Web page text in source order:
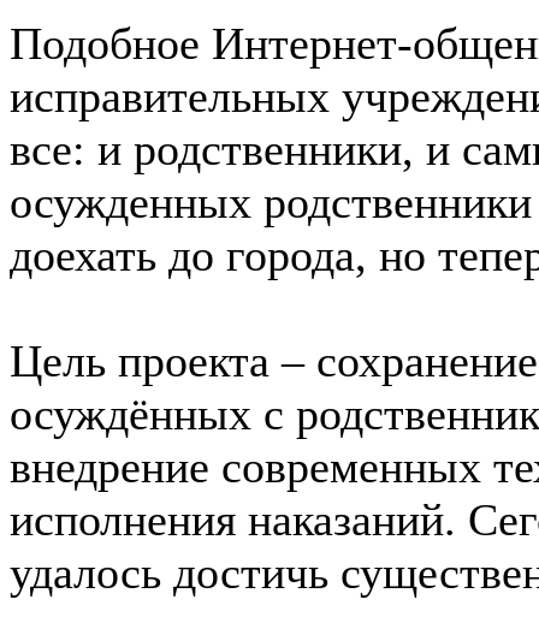
Подобное Интернет-
исправительных
все: и родственники, и
осужденных родственники
доехать до города, но
Цель проекта –
осуждённых с
внедрение современных
исполнения наказаний.
удалось достичь